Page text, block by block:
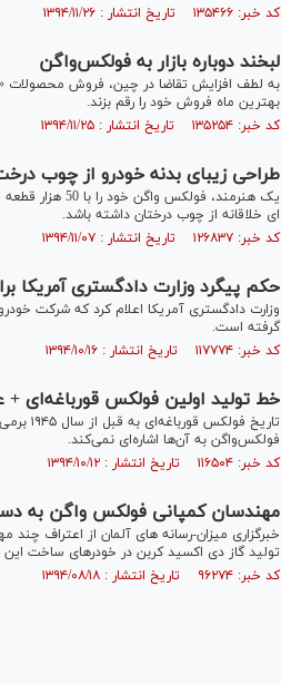
کد خبر: ۱۳۵۴۶۶ تاریخ انتشار : ۱۳۹۴/۱۱/۲۶
لبخند دوباره بازار به فولکس‌واگن
به لطف افزایش تقاضا در چین، فروش محصولات
بهترین ماه فروش خود را رقم بزند.
کد خبر: ۱۳۵۲۵۴ تاریخ انتشار : ۱۳۹۴/۱۱/۲۵
طراحی زیبای بدنه خودرو از چوب
یک هنرمند،
ای خلاقانه از چوب درختان داشته باشد.
کد خبر: ۱۲۶۸۳۷ تاریخ انتشار : ۱۳۹۴/۱۱/۰۷
حکم پیگرد وزارت دادگستری آمریکا
وزارت دادگستری آمریکا اعلام کرد که شرکت
گرفته است.
کد خبر: ۱۱۷۷۷۴ تاریخ انتشار : ۱۳۹۴/۱۰/۱۶
خط تولید اولین فولکس‌ قورباغه‌ای
فولکس‌واگن به آن‌ها اشاره‌ای نمی‌کند.
کد خبر: ۱۱۶۵۰۴ تاریخ انتشار : ۱۳۹۴/۱۰/۱۲
مهندسان کمپانی فولکس واگن به
خبرگزاری میزان-رسانه های آلمان از اعتراف
تولید گاز دی اکسید کربن در خودرهای ساخت
کد خبر: ۹۶۲۷۴ تاریخ انتشار : ۱۳۹۴/۰۸/۱۸